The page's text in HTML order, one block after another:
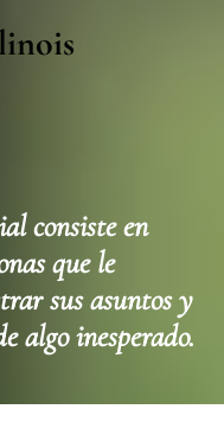
consiste en
que le
sus asuntos y
algo inesperado.